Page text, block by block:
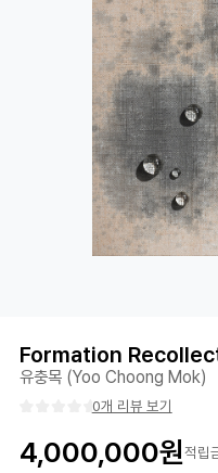
Formation
유충목 (Yoo Choong Mok)
0개 리뷰 보기
4,000,000원적립